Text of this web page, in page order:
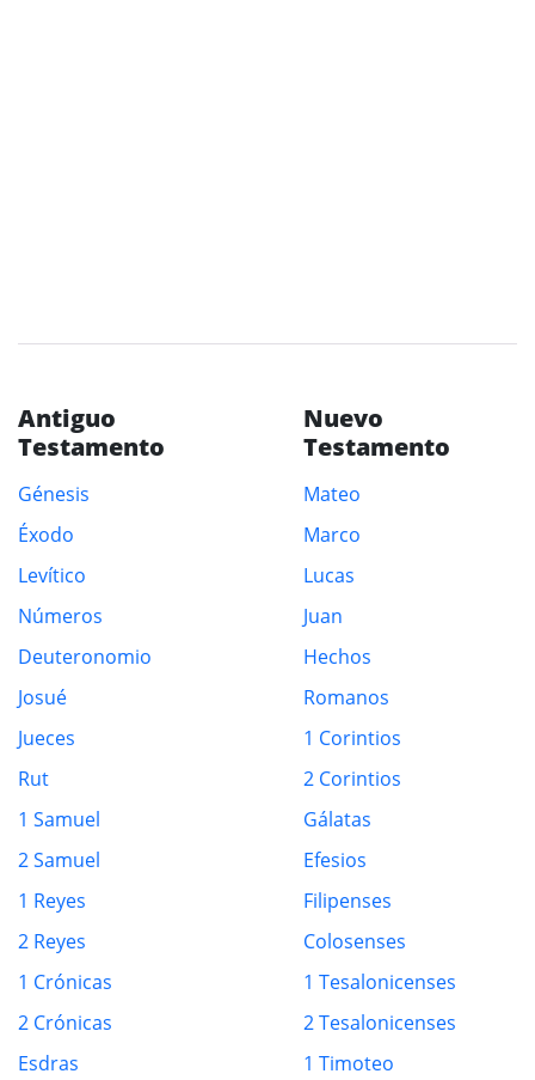
Antiguo
Testamento
Génesis
Éxodo
Levítico
Números
Deuteronomio
Josué
Jueces
Rut
1 Samuel
2 Samuel
1 Reyes
2 Reyes
1 Crónicas
2 Crónicas
Esdras
Nuevo
Testamento
Mateo
Marco
Lucas
Juan
Hechos
Romanos
1 Corintios
2 Corintios
Gálatas
Efesios
Filipenses
Colosenses
1 Tesalonicenses
2 Tesalonicenses
1 Timoteo